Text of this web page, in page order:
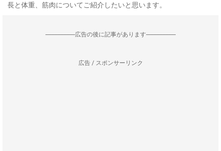
長と体重、筋肉についてご紹介したいと思います。
--------------------広告の後に記事があります--------------------
広告 / スポンサーリンク